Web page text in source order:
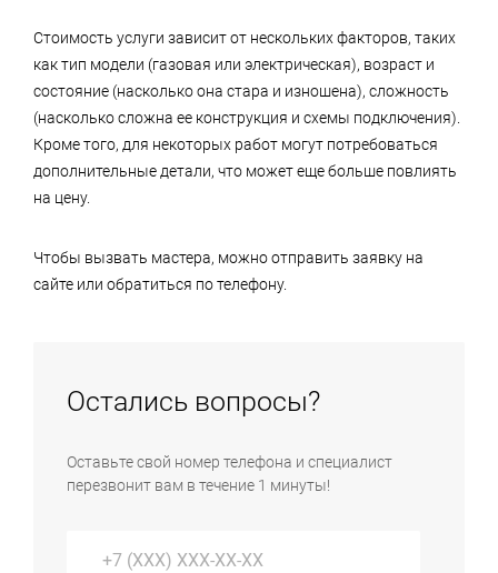
Стоимость услуги зависит от нескольких факторов, таких
как тип модели (газовая или электрическая), возраст и
состояние (насколько она стара и изношена), сложность
(насколько сложна ее конструкция и схемы подключения).
Кроме того, для некоторых работ могут потребоваться
дополнительные детали, что может еще больше повлиять
на цену.
Чтобы вызвать мастера, можно отправить заявку на
сайте или обратиться по телефону.
Остались вопросы?
Оставьте свой номер телефона и специалист
перезвонит вам в течение 1 минуты!